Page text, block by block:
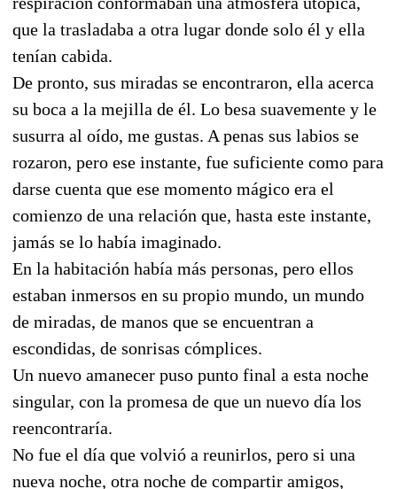
que la trasladaba a otra lugar donde solo él y ella
tenían cabida.
De pronto, sus miradas se encontraron, ella acerca
su boca a la mejilla de él. Lo besa suavemente y le
susurra al oído, me gustas. A penas sus labios se
rozaron, pero ese instante, fue suficiente como para
darse cuenta que ese momento mágico era el
comienzo de una relación que, hasta este instante,
jamás se lo había imaginado.
En la habitación había más personas, pero ellos
estaban inmersos en su propio mundo, un mundo
de miradas, de manos que se encuentran a
escondidas, de sonrisas cómplices.
Un nuevo amanecer puso punto final a esta noche
singular, con la promesa de que un nuevo día los
reencontraría.
No fue el día que volvió a reunirlos, pero si una
nueva noche, otra noche de compartir amigos,